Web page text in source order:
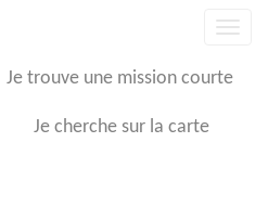
Je trouve une mission courte
Je cherche sur la carte